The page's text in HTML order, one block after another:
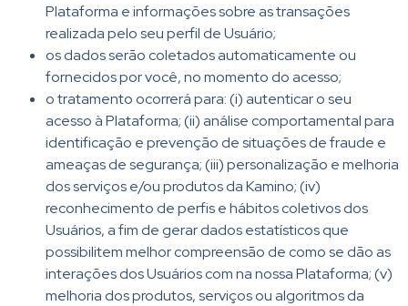
Plataforma e informações sobre as transações
realizada pelo seu perfil de Usuário;
os dados serão coletados automaticamente ou
fornecidos por você, no momento do acesso;
o tratamento ocorrerá para: (i) autenticar o seu
acesso à Plataforma; (ii) análise comportamental para
identificação e prevenção de situações de fraude e
ameaças de segurança; (iii) personalização e melhoria
dos serviços e/ou produtos da Kamino; (iv)
reconhecimento de perfis e hábitos coletivos dos
Usuários, a fim de gerar dados estatísticos que
possibilitem melhor compreensão de como se dão as
interações dos Usuários com na nossa Plataforma; (v)
melhoria dos produtos, serviços ou algoritmos da